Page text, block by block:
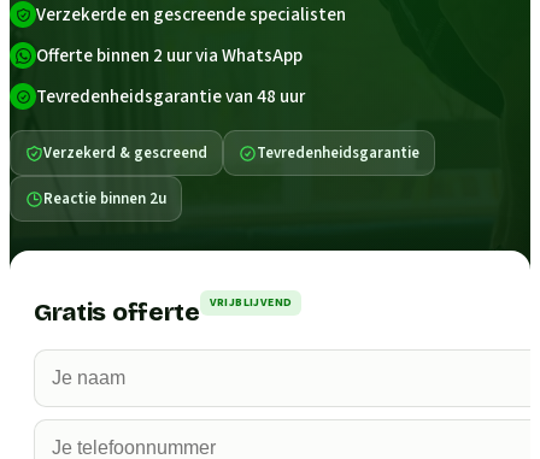
Verzekerde en gescreende specialisten
Offerte binnen 2 uur via WhatsApp
Tevredenheidsgarantie van 48 uur
Verzekerd & gescreend Tevredenheidsgarantie
Reactie binnen 2u
Gratis offerte VRIJBLIJVEND